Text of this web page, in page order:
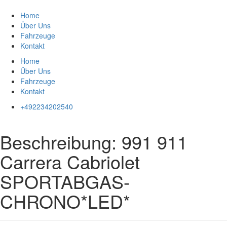
Inhalt
springen
Home
Über Uns
Fahrzeuge
Kontakt
Home
Über Uns
Fahrzeuge
Kontakt
+492234202540
Beschreibung: 991 911
Carrera Cabriolet
SPORTABGAS-
CHRONO*LED*